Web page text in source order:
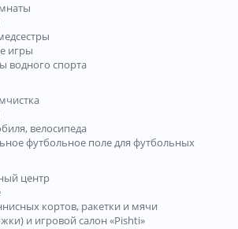
игры
водного спорта
велосипеда
футбольное поле для футбольных
центр
кортов, ракетки и мячи
и игровой салон «Pishti»